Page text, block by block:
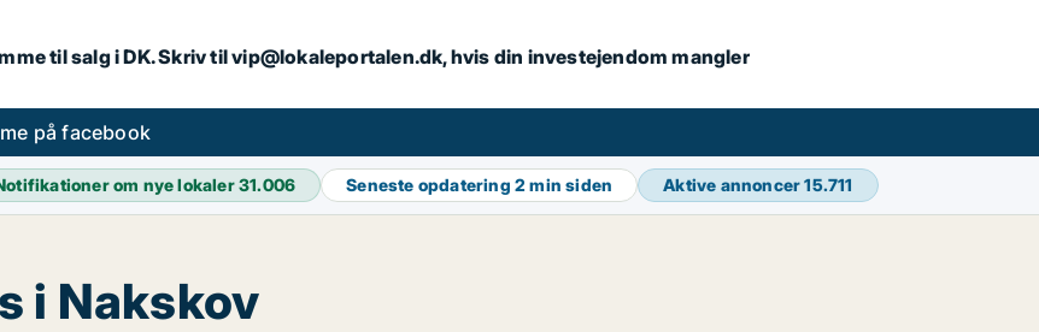
til salg i DK. Skriv til vip@lokaleportalen.dk, hvis din investejendom mangler
på facebook
om nye lokaler31.006 Seneste opdatering2 min siden Aktive annoncer15.711
i Nakskov